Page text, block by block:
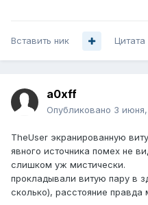
Вставить ник Цитата
a0xff
Опубликовано 3
TheUser экранированную
явного источника помех не
слишком уж мистически.
прокладывали витую пару в
сколько), расстояние